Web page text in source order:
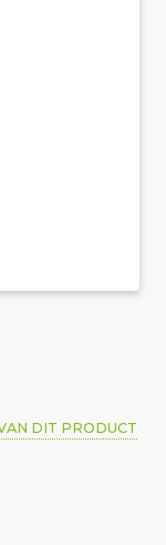
DIT PRODUCT